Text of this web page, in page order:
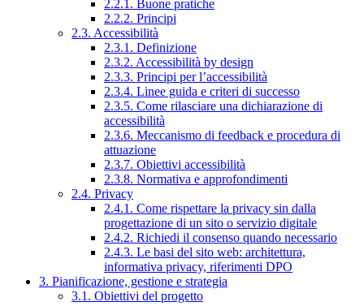
2.2.1. Buone pratiche
2.2.2. Principi
2.3. Accessibilità
2.3.1. Definizione
2.3.2. Accessibilità by design
2.3.3. Principi per l’accessibilità
2.3.4. Linee guida e criteri di successo
2.3.5. Come rilasciare una dichiarazione di
accessibilità
2.3.6. Meccanismo di feedback e procedura di
attuazione
2.3.7. Obiettivi accessibilità
2.3.8. Normativa e approfondimenti
2.4. Privacy
2.4.1. Come rispettare la privacy sin dalla
progettazione di un sito o servizio digitale
2.4.2. Richiedi il consenso quando necessario
2.4.3. Le basi del sito web: architettura,
informativa privacy, riferimenti DPO
3. Pianificazione, gestione e strategia
3.1. Obiettivi del progetto